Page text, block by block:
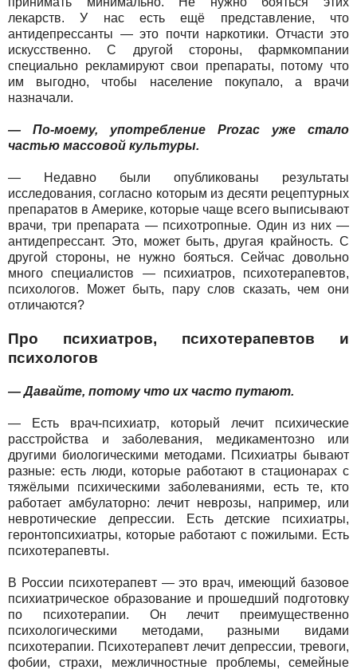
лекарств. У нас есть ещё представление, что
антидепрессанты — это почти наркотики. Отчасти это
искусственно. С другой стороны, фармкомпании
специально рекламируют свои препараты, потому что
им выгодно, чтобы население покупало, а врачи
назначали.
— По-моему, употребление Prozac уже стало
частью массовой культуры.
— Недавно были опубликованы результаты
исследования, согласно которым из десяти рецептурных
препаратов в Америке, которые чаще всего выписывают
врачи, три препарата — психотропные. Один из них —
антидепрессант. Это, может быть, другая крайность. С
другой стороны, не нужно бояться. Сейчас довольно
много специалистов — психиатров, психотерапевтов,
психологов. Может быть, пару слов сказать, чем они
отличаются?
Про психиатров, психотерапевтов и
психологов
— Давайте, потому что их часто путают.
— Есть врач-психиатр, который лечит психические
расстройства и заболевания, медикаментозно или
другими биологическими методами. Психиатры бывают
разные: есть люди, которые работают в стационарах с
тяжёлыми психическими заболеваниями, есть те, кто
работает амбулаторно: лечит неврозы, например, или
невротические депрессии. Есть детские психиатры,
геронтопсихиатры, которые работают с пожилыми. Есть
психотерапевты.
В России психотерапевт — это врач, имеющий базовое
психиатрическое образование и прошедший подготовку
по психотерапии. Он лечит преимущественно
психологическими методами, разными видами
психотерапии. Психотерапевт лечит депрессии, тревоги,
фобии, страхи, межличностные проблемы, семейные